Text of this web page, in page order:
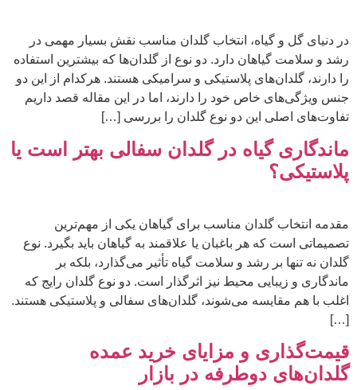
در دنیای گل و گیاه، انتخاب گلدان مناسب نقش بسیار مهمی در
رشد و سلامت گیاهان دارد. دو نوع از گلدان‌ها که بیشترین استفاده
را دارند، گلدان‌های پلاستیکی و سرامیکی هستند. هرکدام از این دو
جنس ویژگی‌های خاص خود را دارند، اما در این مقاله قصد داریم
تفاوت‌های اصلی این دو نوع گلدان را بررسی […]
ماندگاری گیاه در گلدان سفالی بهتر است یا
پلاستیکی؟
مقدمه انتخاب گلدان مناسب برای گیاهان یکی از مهم‌ترین
تصمیماتی است که هر باغبان یا علاقمند به گیاهان باید بگیرد. نوع
گلدان نه تنها بر رشد و سلامت گیاه تأثیر می‌گذارد، بلکه بر
ماندگاری و زیبایی محیط نیز اثرگذار است. دو نوع گلدان رایج که
اغلب با هم مقایسه می‌شوند، گلدان‌های سفالی و پلاستیکی هستند.
[…]
قیمت‌گذاری و مزایای خرید عمده
گلدان‌های دوطرفه در بازار